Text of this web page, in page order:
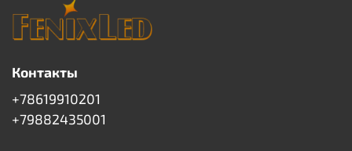
Контакты
+78619910201
+79882435001